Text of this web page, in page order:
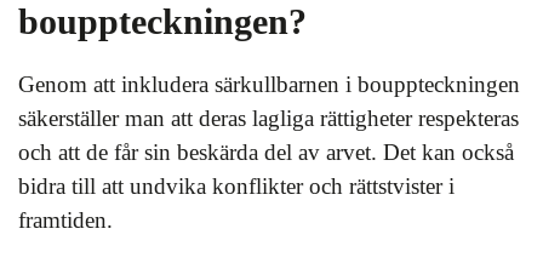
bouppteckningen?
Genom att inkludera särkullbarnen i bouppteckningen
säkerställer man att deras lagliga rättigheter respekteras
och att de får sin beskärda del av arvet. Det kan också
bidra till att undvika konflikter och rättstvister i
framtiden.